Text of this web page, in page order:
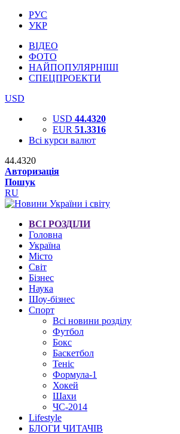
РУС
УКР
ВІДЕО
ФОТО
НАЙПОПУЛЯРНІШІ
СПЕЦПРОЕКТИ
USD
USD 44.4320
EUR 51.3316
Всі курси валют
44.4320
Авторизація
Пошук
RU
ВСІ РОЗДІЛИ
Головна
Україна
Місто
Світ
Бізнес
Наука
Шоу-бізнес
Спорт
Всі новини розділу
Футбол
Бокс
Баскетбол
Теніс
Формула-1
Хокей
Шахи
ЧС-2014
Lifestyle
БЛОГИ ЧИТАЧІВ